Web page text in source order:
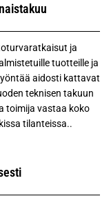
ja
tuotteille ja
aidosti kattavat
teknisen takuun
toimija vastaa koko
tilanteissa..